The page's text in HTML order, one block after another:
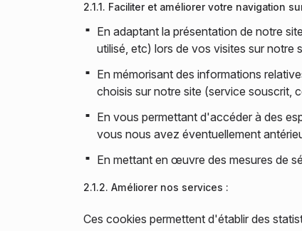
2.1.1. Faciliter et améliorer votre navigation
En adaptant la présentation de notre
utilisé, etc) lors de vos visites sur notre
En mémorisant des informations
choisis sur notre site (service souscrit,
En vous permettant d'accéder à des
vous nous avez éventuellement
En mettant en œuvre des mesures de
2.1.2. Améliorer nos services :
Ces cookies permettent d'établir des